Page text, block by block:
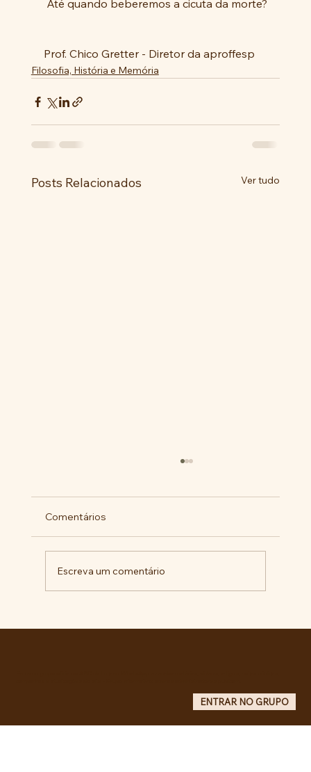
Prof. Chico Gretter - Diretor da aproffesp
Filosofia, História e Memória
Posts Relacionados Ver tudo
Comentários
Escreva um comentário
ENTRAR NO GRUPO